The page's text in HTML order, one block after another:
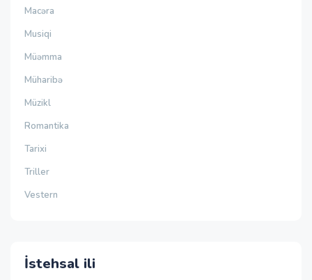
Macəra
Musiqi
Müəmma
Müharibə
Müzikl
Romantika
Tarixi
Triller
Vestern
İstehsal ili